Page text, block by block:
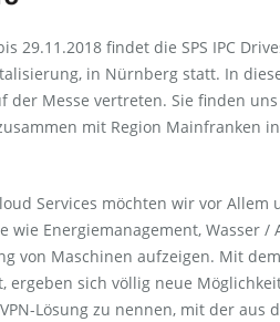
29.11.2018 findet die SPS IPC
in Nürnberg statt. In
der Messe vertreten. Sie finden
mit Region Mainfranken
Services möchten wir vor Allem
Energiemanagement, Wasser /
von Maschinen aufzeigen. Mit
ergeben sich völlig neue
Lösung zu nennen, mit der aus